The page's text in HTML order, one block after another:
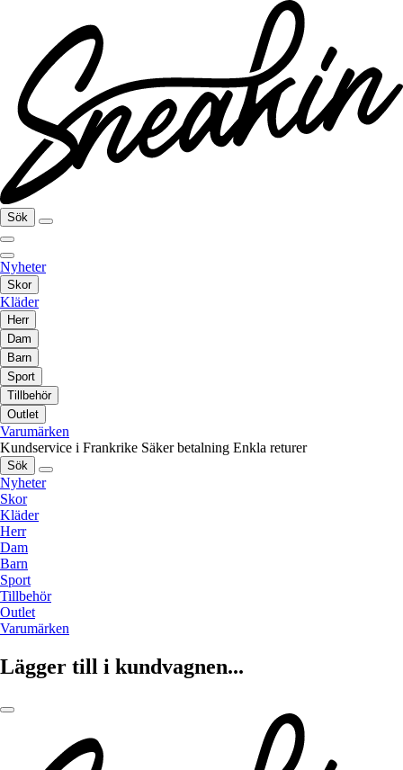
Sök
Nyheter
Skor
Kläder
Herr
Dam
Barn
Sport
Tillbehör
Outlet
Varumärken
Kundservice i Frankrike Säker betalning Enkla returer
Sök
Nyheter
Skor
Kläder
Herr
Dam
Barn
Sport
Tillbehör
Outlet
Varumärken
Lägger till i kundvagnen...